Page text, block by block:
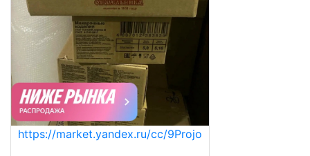
https://market.yandex.ru/cc/9Projo